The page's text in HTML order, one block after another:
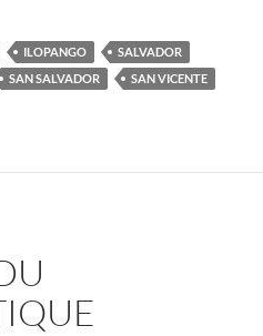
ILOPANGO
SALVADOR
SAN SALVADOR
SAN VICENTE